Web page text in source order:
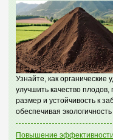
Узнайте, как органические
улучшить качество плодов,
размер и устойчивость к
обеспечивая
Повышение